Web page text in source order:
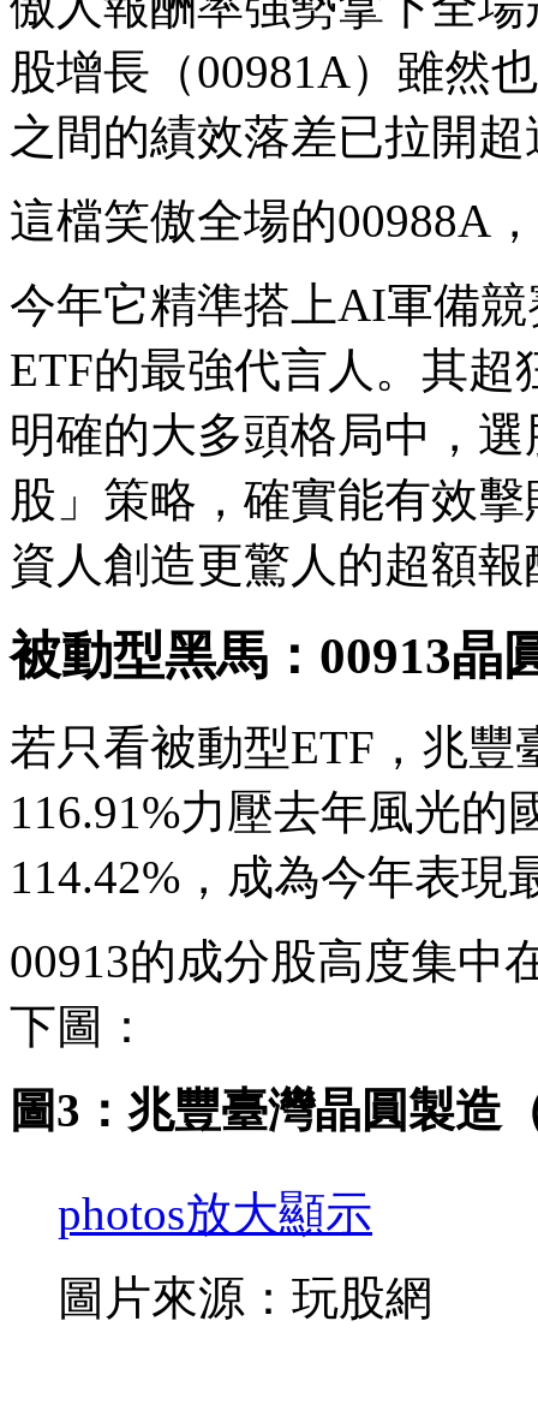
股增長（00981A）雖然
之間的績效落差已拉開超
這檔笑傲全場的00988A
今年它精準搭上AI軍備
ETF的最強代言人。其
明確的大多頭格局中，
股」策略，確實能有效
資人創造更驚人的超額報
被動型黑馬：00913晶
若只看被動型ETF，兆豐
116.91%力壓去年風光的
114.42%，成為今年表現
00913的成分股高度集中
下圖：
圖3：兆豐臺灣晶圓製造
photos放大顯示
圖片來源：玩股網